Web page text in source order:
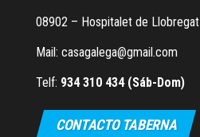
08902 – Hospitalet de Llobregat
Mail: casagalega@gmail.com
Telf: 934 310 434 (Sáb-Dom)
CONTACTO TABERNA